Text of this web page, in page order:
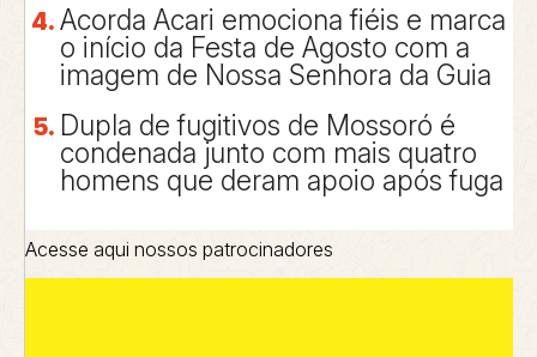
Acorda Acari emociona fiéis e marca
o início da Festa de Agosto com a
imagem de Nossa Senhora da Guia
Dupla de fugitivos de Mossoró é
condenada junto com mais quatro
homens que deram apoio após fuga
Acesse aqui nossos patrocinadores